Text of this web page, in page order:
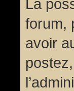
La
forum,
avoir